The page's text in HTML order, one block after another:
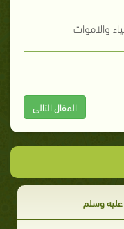
والاموات
المقال التالى
وسلم